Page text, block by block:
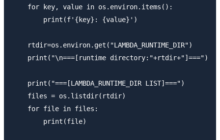
    for key, value in os.environ.items():
        print(f'{key}: {value}')
    rtdir=os.environ.get("LAMBDA_RUNTIME_DIR")
    print("\n===[runtime directory:"+rtdir+"]===")
    print("===[LAMBDA_RUNTIME_DIR LIST]===")
    files = os.listdir(rtdir)
    for file in files:
        print(file)